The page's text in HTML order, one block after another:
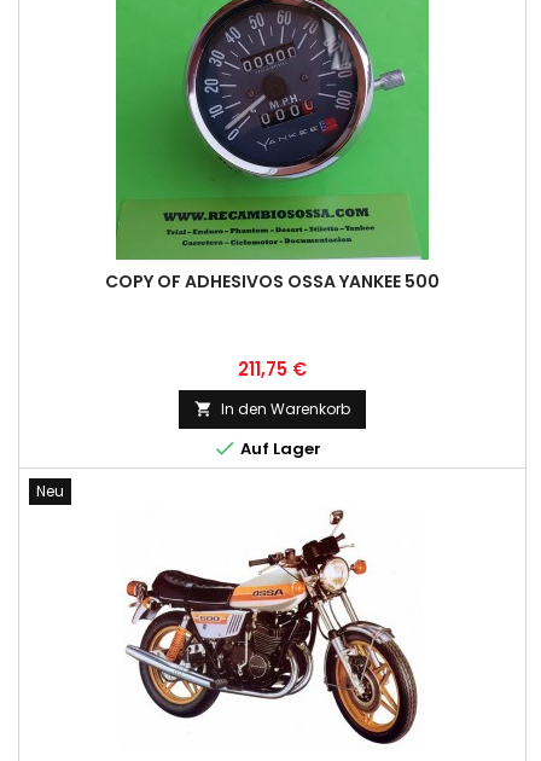
COPY OF ADHESIVOS OSSA YANKEE 500
Preis
211,75 €
 In den Warenkorb
 Auf Lager
Neu